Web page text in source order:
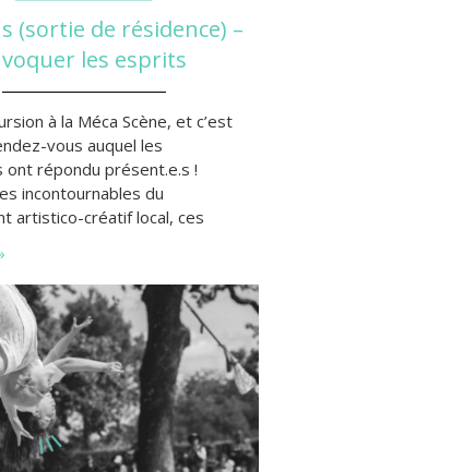
(sortie de résidence) –
les esprits
à la Méca Scène, et c’est
vous auquel les
ont répondu présent.e.s !
incontournables du
artistico-créatif local, ces
à chaque fois que je m’y
ou presque).